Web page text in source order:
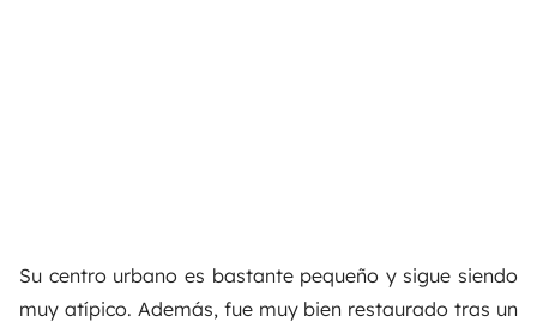
Su centro urbano es bastante pequeño y sigue siendo
muy atípico. Además, fue muy bien restaurado tras un